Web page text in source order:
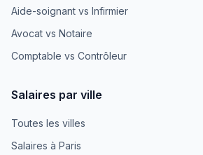
Aide-soignant vs Infirmier
Avocat vs Notaire
Comptable vs Contrôleur
Salaires par ville
Toutes les villes
Salaires à Paris